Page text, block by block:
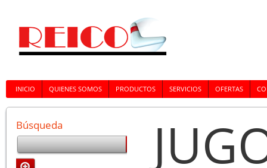
INICIO QUIENES SOMOS PRODUCTOS SERVICIOS OFERTAS
Búsqueda